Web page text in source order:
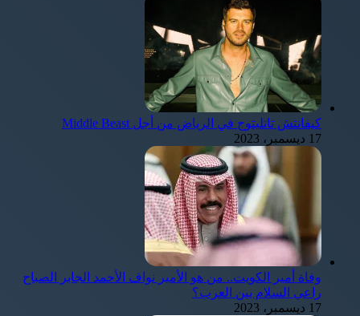
كيفانتش تاتليتوج في الرياض من أجل Middle Beast
17 ديسمبر، 2023
وفاة أمير الكويت.. من هو الأمير نواف الأحمد الجابر الصباح
راعي السلام بين العرب؟
17 ديسمبر، 2023